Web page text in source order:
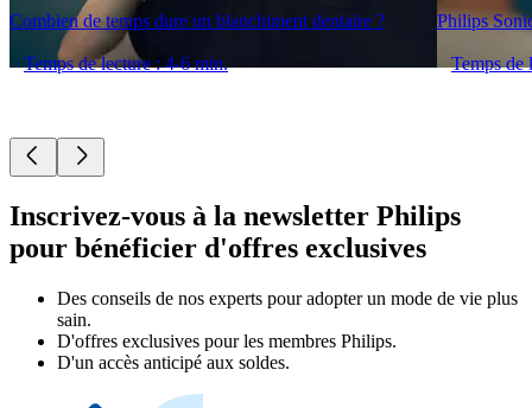
Combien de temps dure un blanchiment dentaire ?
Temps de lecture : 4-6 min.
Philips
Temps de
Inscrivez-vous à la newsletter Philips
pour bénéficier d'offres exclusives
Des conseils de nos experts pour adopter un mode de vie plus
sain.
D'offres exclusives pour les membres Philips.
D'un accès anticipé aux soldes.